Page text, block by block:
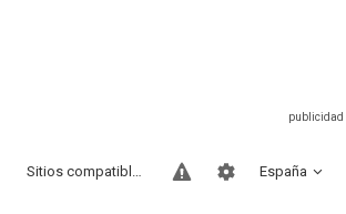
España
Sitios compatibles